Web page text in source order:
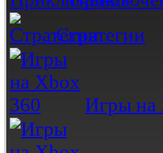
Стратегии
Игры на